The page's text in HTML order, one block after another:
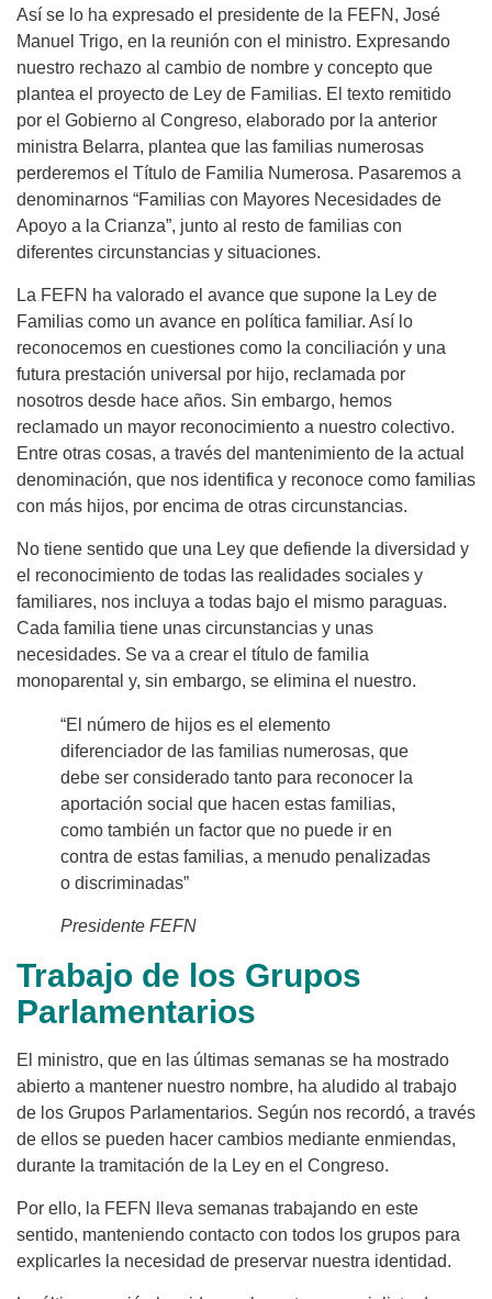
Así se lo ha expresado el presidente de la FEFN, José
Manuel Trigo, en la reunión con el ministro. Expresando
nuestro rechazo al cambio de nombre y concepto que
plantea el proyecto de Ley de Familias. El texto remitido
por el Gobierno al Congreso, elaborado por la anterior
ministra Belarra, plantea que las familias numerosas
perderemos el Título de Familia Numerosa. Pasaremos a
denominarnos “Familias con Mayores Necesidades de
Apoyo a la Crianza”, junto al resto de familias con
diferentes circunstancias y situaciones.
La FEFN ha valorado el avance que supone la Ley de
Familias como un avance en política familiar. Así lo
reconocemos en cuestiones como la conciliación y una
futura prestación universal por hijo, reclamada por
nosotros desde hace años. Sin embargo, hemos
reclamado un mayor reconocimiento a nuestro colectivo.
Entre otras cosas, a través del mantenimiento de la actual
denominación, que nos identifica y reconoce como familias
con más hijos, por encima de otras circunstancias.
No tiene sentido que una Ley que defiende la diversidad y
el reconocimiento de todas las realidades sociales y
familiares, nos incluya a todas bajo el mismo paraguas.
Cada familia tiene unas circunstancias y unas
necesidades. Se va a crear el título de familia
monoparental y, sin embargo, se elimina el nuestro.
“El número de hijos es el elemento
diferenciador de las familias numerosas, que
debe ser considerado tanto para reconocer la
aportación social que hacen estas familias,
como también un factor que no puede ir en
contra de estas familias, a menudo penalizadas
o discriminadas”
Presidente FEFN
Trabajo de los Grupos
Parlamentarios
El ministro, que en las últimas semanas se ha mostrado
abierto a mantener nuestro nombre, ha aludido al trabajo
de los Grupos Parlamentarios. Según nos recordó, a través
de ellos se pueden hacer cambios mediante enmiendas,
durante la tramitación de la Ley en el Congreso.
Por ello, la FEFN lleva semanas trabajando en este
sentido, manteniendo contacto con todos los grupos para
explicarles la necesidad de preservar nuestra identidad.